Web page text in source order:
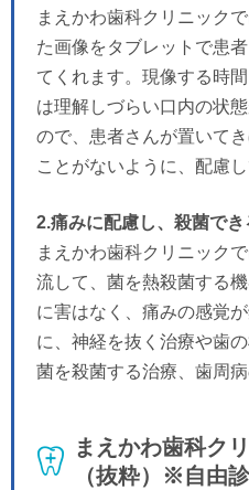
まえかわ歯科クリニック
た画像をタブレットで患
てくれます。現像する時
は理解しづらい口内の状
ので、患者さんが置いて
ことがないように、配慮し
2.痛みに配慮し、殺菌で
まえかわ歯科クリニック
流して、菌を熱殺菌する
に害はなく、痛みの感覚
に、神経を抜く治療や歯
菌を殺菌する治療、歯周
まえかわ歯科ク
（抜粋）※自由